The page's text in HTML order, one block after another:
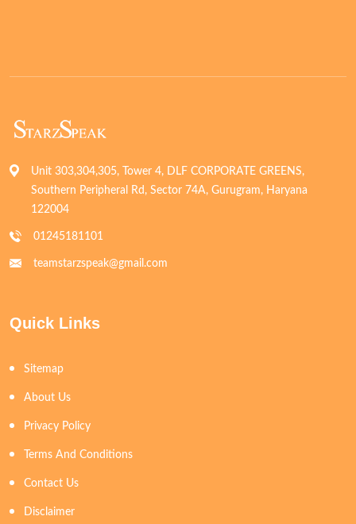
Unit 303,304,305, Tower 4, DLF CORPORATE GREENS,
Southern Peripheral Rd, Sector 74A, Gurugram, Haryana
122004
01245181101
teamstarzspeak@gmail.com
Quick Links
Sitemap
About Us
Privacy Policy
Terms And Conditions
Contact Us
Disclaimer